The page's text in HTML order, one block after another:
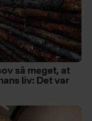
så meget, at
liv: Det var